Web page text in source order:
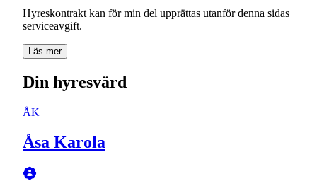
Hyreskontrakt kan för min del upprättas utanför denna sidas
Läs mer
Din hyresvärd
ÅK
Åsa Karola